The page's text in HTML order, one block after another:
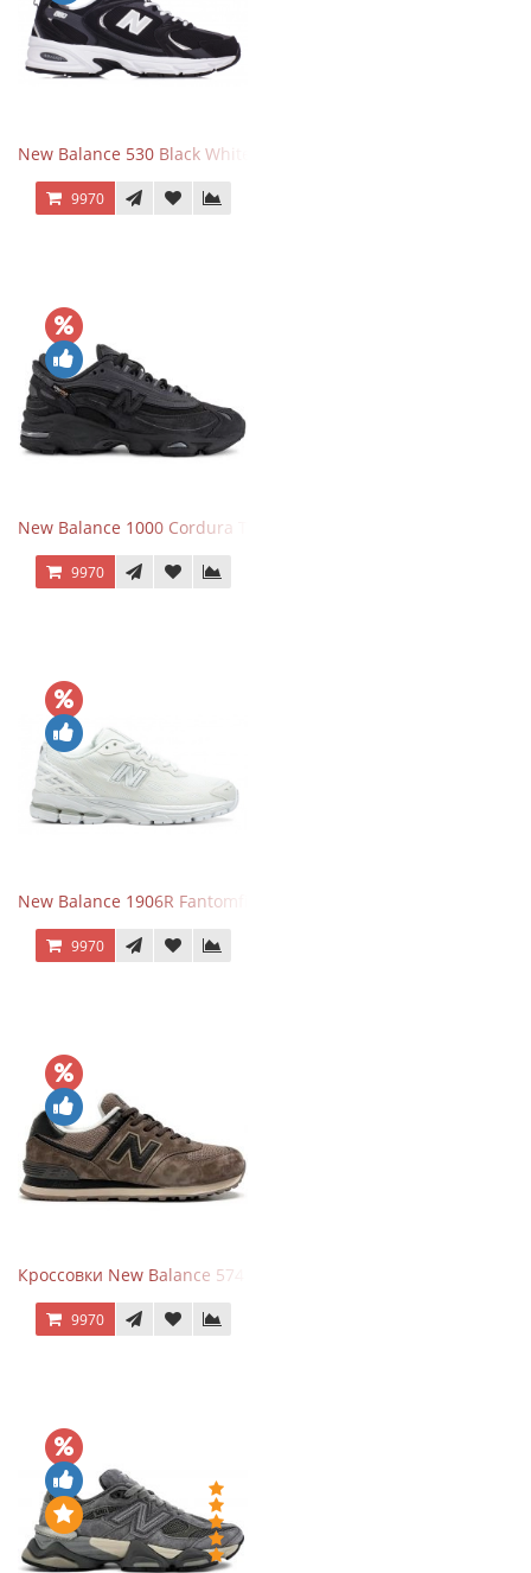
New Balance 530 Black White Silver
9970
New Balance 1000 Cordura Trainers Black Cement
9970
New Balance 1906R Fantomfit White
9970
Кроссовки New Balance 574 Umber Black
9970